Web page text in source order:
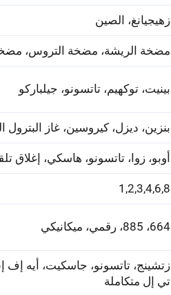
زهيجيانغ، الصين
مضخة الريشة، مضخة التروس،
بينيت، توكهيم، تاتسونو، جيلباركو
بنزين، ديزل، كيروسين، غاز البترول
أوبو، زوا، تاتسونو، هاسكي، إغلاق
1,2,3,4,6,8
664، 885، رقمي، ميكانيكي
زتشينج، تاتسونو، جاسكيت، أيه
تي إل متكاملة